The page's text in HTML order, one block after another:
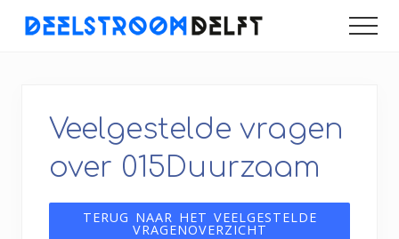
Menu
Door
naar
inhoud
Spring
naar
sidebar
Spring
naar
Veelgestelde vragen
over 015Duurzaam
TERUG NAAR HET VEELGESTELDE
VRAGENOVERZICHT